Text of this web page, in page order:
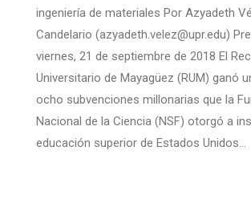
ingeniería de materiales Por Azyadeth
Candelario (azyadeth.velez@upr.edu)
viernes, 21 de septiembre de 2018 El
Universitario de Mayagüez (RUM) ganó
ocho subvenciones millonarias que la
Nacional de la Ciencia (NSF) otorgó a
educación superior de Estados Unidos…